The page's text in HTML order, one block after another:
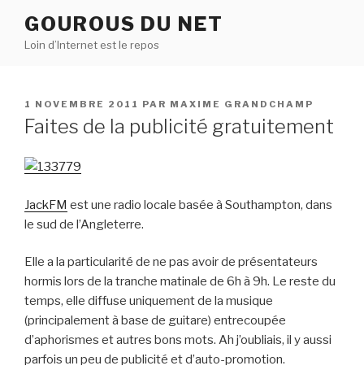
contenu
GOUROUS DU NET
Loin d’Internet est le repos
PUBLIÉ
LE
1 NOVEMBRE 2011 PAR MAXIME GRANDCHAMP
Faites de la publicité gratuitement
JackFM est une radio locale basée à Southampton, dans
le sud de l’Angleterre.
Elle a la particularité de ne pas avoir de présentateurs
hormis lors de la tranche matinale de 6h à 9h. Le reste du
temps, elle diffuse uniquement de la musique
(principalement à base de guitare) entrecoupée
d’aphorismes et autres bons mots. Ah j’oubliais, il y aussi
parfois un peu de publicité et d’auto-promotion.